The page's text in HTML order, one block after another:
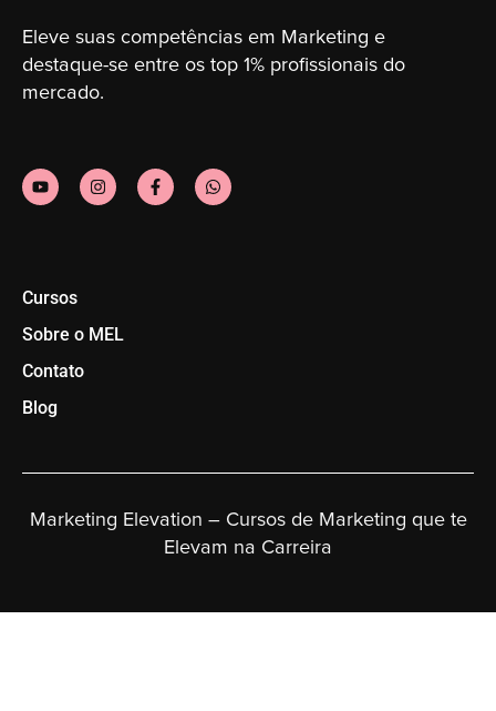
Eleve suas competências em Marketing e
destaque-se entre os top 1% profissionais do
mercado.
Cursos
Sobre o MEL
Contato
Blog
Marketing Elevation – Cursos de Marketing que te
Elevam na Carreira